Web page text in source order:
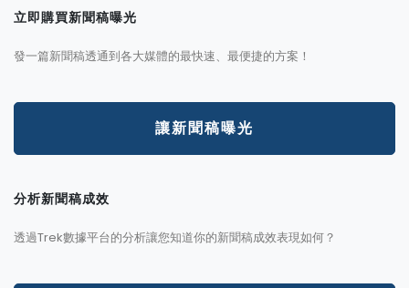
立即購買新聞稿曝光
發一篇新聞稿透通到各大媒體的最快速、最便捷的方案！
讓新聞稿曝光
分析新聞稿成效
透過Trek數據平台的分析讓您知道你的新聞稿成效表現如何？